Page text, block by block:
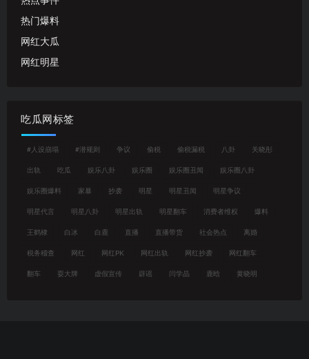
热门爆料
网红大瓜
网红明星
吃瓜网标签
#人设崩塌 #潜规则 争议 偷税 偷税漏税 八卦 关晓彤
出轨 吃瓜 娱乐八卦 娱乐圈 娱乐圈丑闻 娱乐圈八卦
娱乐圈爆料 家暴 抄袭 明星 明星丑闻 明星争议
明星代言 明星八卦 明星出轨 明星翻车 消费者维权 爆料
王鹤棣 白冰 白鹿 直播 直播带货 社会热点 离婚
税务稽查 网红 网红PK 网红出轨 网红抄袭 网红翻车
翻车 耍大牌 虚假宣传 辟谣 闫学晶 鹿晗 黄晓明